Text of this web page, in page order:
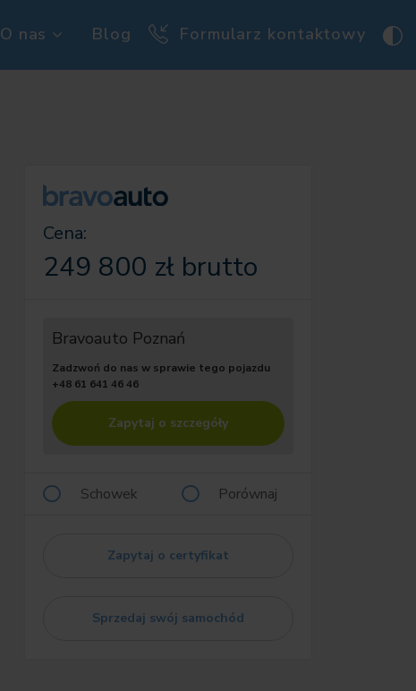
O nas Blog Formularz kontaktowy
Cena:
249 800 zł brutto
Bravoauto Poznań
Zadzwoń do nas w sprawie tego pojazdu
+48 61 641 46 46
Zapytaj o szczegóły
Schowek Porównaj
Zapytaj o certyfikat
Sprzedaj swój samochód